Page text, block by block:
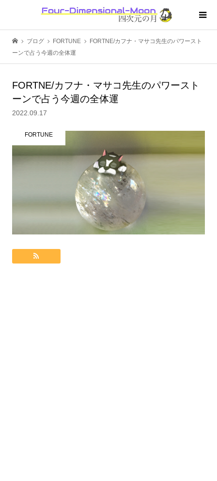
ブログ FORTUNE
FORTNE/カフナ・マサコ先生のパワースト
ーンで占う今週の全体運
FORTNE/カフナ・マサコ先生のパワースト
ーンで占う今週の全体運
2022.09.17
FORTUNE